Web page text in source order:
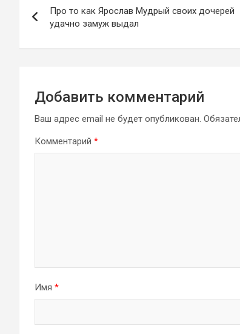
по
записям
Про то как Ярослав Мудрый своих дочерей
удачно замуж выдал
Добавить комментарий
Ваш адрес email не будет опубликован.
Комментарий *
Имя *